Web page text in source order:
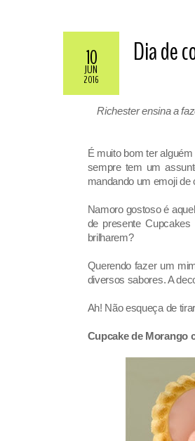
10
JUN
2016
Dia de
Richester ensina a
É muito bom ter
sempre tem um
mandando um emoji de
Namoro gostoso é
de presente Cupcakes
brilharem?
Querendo fazer um
diversos sabores. A
Ah! Não esqueça de
Cupcake de Morango